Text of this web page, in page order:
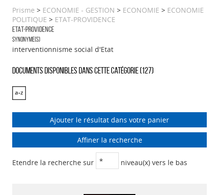
Prisme > ECONOMIE - GESTION > ECONOMIE > ECONOMIE
POLITIQUE > ETAT-PROVIDENCE
ETAT-PROVIDENCE
Synonyme(s)
interventionnisme social d'Etat
Documents disponibles dans cette catégorie (127)
Ajouter le résultat dans votre panier
Affiner la recherche
Etendre la recherche sur niveau(x) vers le bas